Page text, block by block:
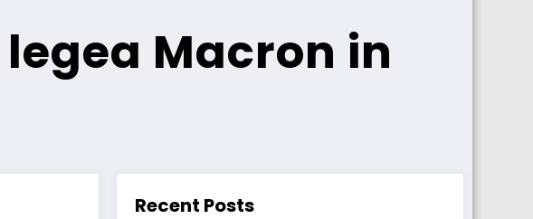
Macron in
Recent Posts